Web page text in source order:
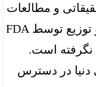
و مطالعات
بالینی است و تا کنون مجوز تولید و توزیع توسط FDA
نگرفته است.
دنیا در دسترس